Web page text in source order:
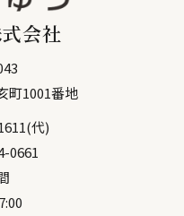
会社
町1001番地
(代)
0661